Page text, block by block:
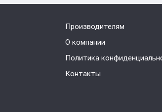
Производителям
О компании
Политика
Контакты